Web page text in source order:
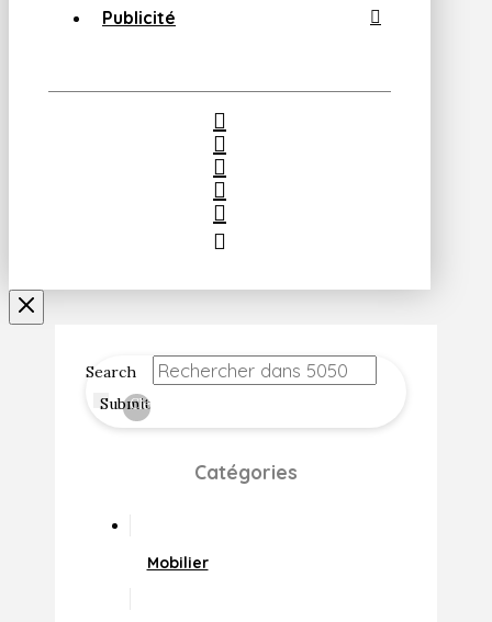
Publicité
Search
Submit
Clear
Catégories
Mobilier